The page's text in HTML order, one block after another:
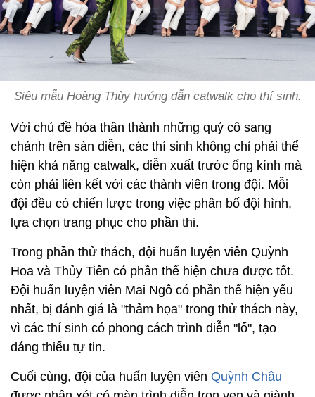
Siêu mẫu Hoàng Thùy hướng dẫn catwalk cho thí sinh.
Với chủ đề hóa thân thành những quý cô sang
chảnh trên sàn diễn, các thí sinh không chỉ phải thể
hiện khả năng catwalk, diễn xuất trước ống kính mà
còn phải liên kết với các thành viên trong đội. Mỗi
đội đều có chiến lược trong việc phân bố đội hình,
lựa chọn trang phục cho phần thi.
Trong phần thử thách, đội huấn luyện viên Quỳnh
Hoa và Thủy Tiên có phần thể hiện chưa được tốt.
Đội huấn luyện viên Mai Ngô có phần thể hiện yếu
nhất, bị đánh giá là "thảm họa" trong thử thách này,
vì các thí sinh có phong cách trình diễn "lố", tạo
dáng thiếu tự tin.
Cuối cùng, đội của huấn luyện viên Quỳnh Châu